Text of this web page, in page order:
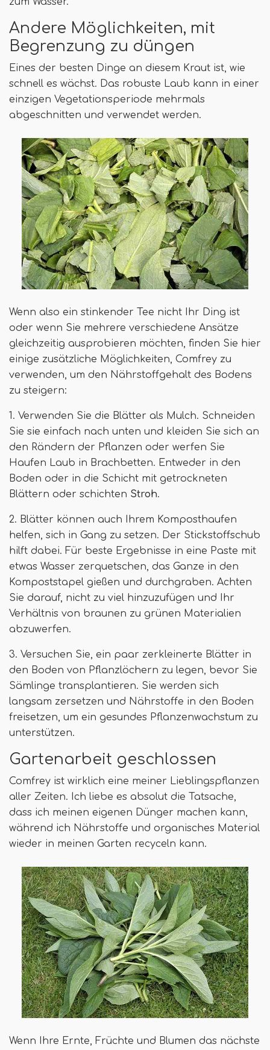
Andere Möglichkeiten, mit
Begrenzung zu düngen
Eines der besten Dinge an diesem Kraut ist, wie
schnell es wächst. Das robuste Laub kann in einer
einzigen Vegetationsperiode mehrmals
abgeschnitten und verwendet werden.
Wenn also ein stinkender Tee nicht Ihr Ding ist
oder wenn Sie mehrere verschiedene Ansätze
gleichzeitig ausprobieren möchten, finden Sie hier
einige zusätzliche Möglichkeiten, Comfrey zu
verwenden, um den Nährstoffgehalt des Bodens
zu steigern:
1. Verwenden Sie die Blätter als Mulch. Schneiden
Sie sie einfach nach unten und kleiden Sie sich an
den Rändern der Pflanzen oder werfen Sie
Haufen Laub in Brachbetten. Entweder in den
Boden oder in die Schicht mit getrockneten
Blättern oder schichten Stroh.
2. Blätter können auch Ihrem Komposthaufen
helfen, sich in Gang zu setzen. Der Stickstoffschub
hilft dabei. Für beste Ergebnisse in eine Paste mit
etwas Wasser zerquetschen, das Ganze in den
Kompoststapel gießen und durchgraben. Achten
Sie darauf, nicht zu viel hinzuzufügen und Ihr
Verhältnis von braunen zu grünen Materialien
abzuwerfen.
3. Versuchen Sie, ein paar zerkleinerte Blätter in
den Boden von Pflanzlöchern zu legen, bevor Sie
Sämlinge transplantieren. Sie werden sich
langsam zersetzen und Nährstoffe in den Boden
freisetzen, um ein gesundes Pflanzenwachstum zu
unterstützen.
Gartenarbeit geschlossen
Comfrey ist wirklich eine meiner Lieblingspflanzen
aller Zeiten. Ich liebe es absolut die Tatsache,
dass ich meinen eigenen Dünger machen kann,
während ich Nährstoffe und organisches Material
wieder in meinen Garten recyceln kann.
Wenn Ihre Ernte, Früchte und Blumen das nächste